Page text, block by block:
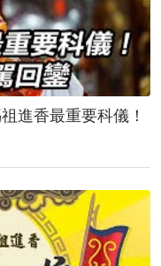
進香最重要科儀！